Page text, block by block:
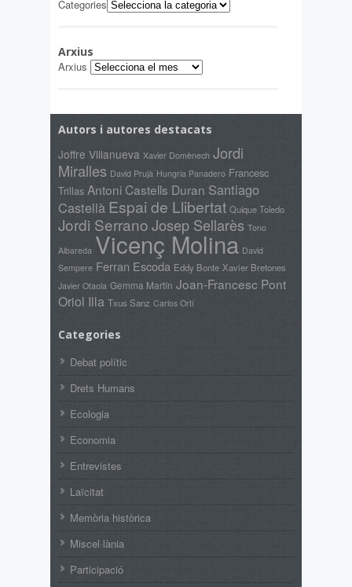
Categories
Arxius
Arxius
Autors i autores destacats
Joffre Villanueva Xavier Domènech Jordi
Miralles David Prujà Hungria Panadero Francesc
Trillas Antoni Castells Duran Santiago
Castellà Espai de Llibertat Quique Toledo
Jordi SerranoJosep Sellarès Tono
Albareda Vicenç Molina David
Sempere Ferran Escoda Eddy Bonte Xavier Bretones
Javier Otaola Gemma Martín Joan-Francesc Pont
Oriol Illa Txus Sanz Carlos Ortí
Categories
Debat polític
Drets Humans
Ecologia
Economia
Entrevistes
Laïcitat
Memòria històrica
Miscel·lània
Participació